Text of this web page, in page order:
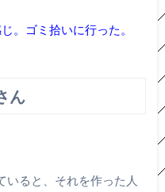
。ゴミ拾いに行った。
ん
いると、それを作った人